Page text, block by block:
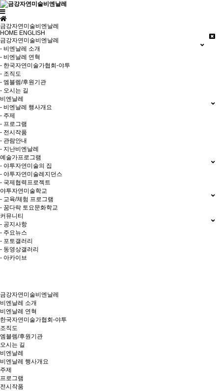
금강자연미술비엔날레
HOME ENGLISH
금강자연미술비엔날레
- 비엔날레 소개
- 비엔날레 연혁
- 한국자연미술가협회-야투
- 조직도
- 엠블렘/후원기관
- 오시는 길
비엔날레
- 비엔날레 행사개요
- 주제
- 프로그램
- 전시작품
- 관람안내
- 지난비엔날레
예술가프로그램
- 야투자연미술의 집
- 야투자연미술레지던스
- 국제협력프로젝트
야투자연미술학교
- 교육/체험 프로그램
- 꿈다락 토요문화학교
커뮤니티
- 공지사항
- 주요뉴스
- 포토갤러리
- 동영상갤러리
- 아카이브
금강자연미술비엔날레
비엔날레 소개
비엔날레 연혁
한국자연미술가협회-야투
조직도
엠블렘/후원기관
오시는 길
비엔날레
비엔날레 행사개요
주제
프로그램
전시작품